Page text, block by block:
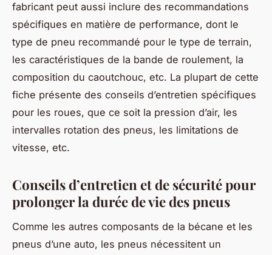
fabricant peut aussi inclure des recommandations
spécifiques en matière de performance, dont le
type de pneu recommandé pour le type de terrain,
les caractéristiques de la bande de roulement, la
composition du caoutchouc, etc. La plupart de cette
fiche présente des conseils d’entretien spécifiques
pour les roues, que ce soit la pression d’air, les
intervalles rotation des pneus, les limitations de
vitesse, etc.
Conseils d’entretien et de sécurité pour
prolonger la durée de vie des pneus
Comme les autres composants de la bécane et les
pneus d’une auto, les pneus nécessitent un